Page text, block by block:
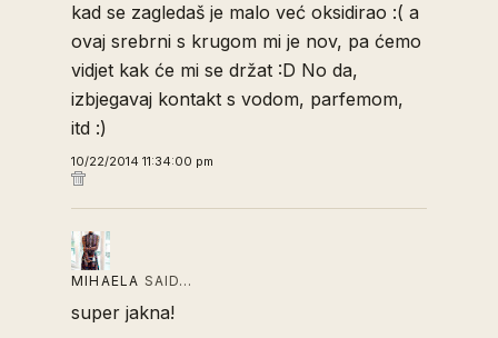
kad se zagledaš je malo već oksidirao :( a
ovaj srebrni s krugom mi je nov, pa ćemo
vidjet kak će mi se držat :D No da,
izbjegavaj kontakt s vodom, parfemom,
itd :)
10/22/2014 11:34:00 pm
MIHAELA SAID…
super jakna!